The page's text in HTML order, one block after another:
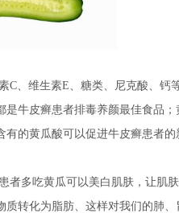
、维生素E、糖类、尼克酸、钙
牛皮癣患者排毒养颜最佳食品；
的黄瓜酸可以促进牛皮癣患者的
多吃黄瓜可以美白肌肤，让肌
质转化为脂肪、这样对我们的肺